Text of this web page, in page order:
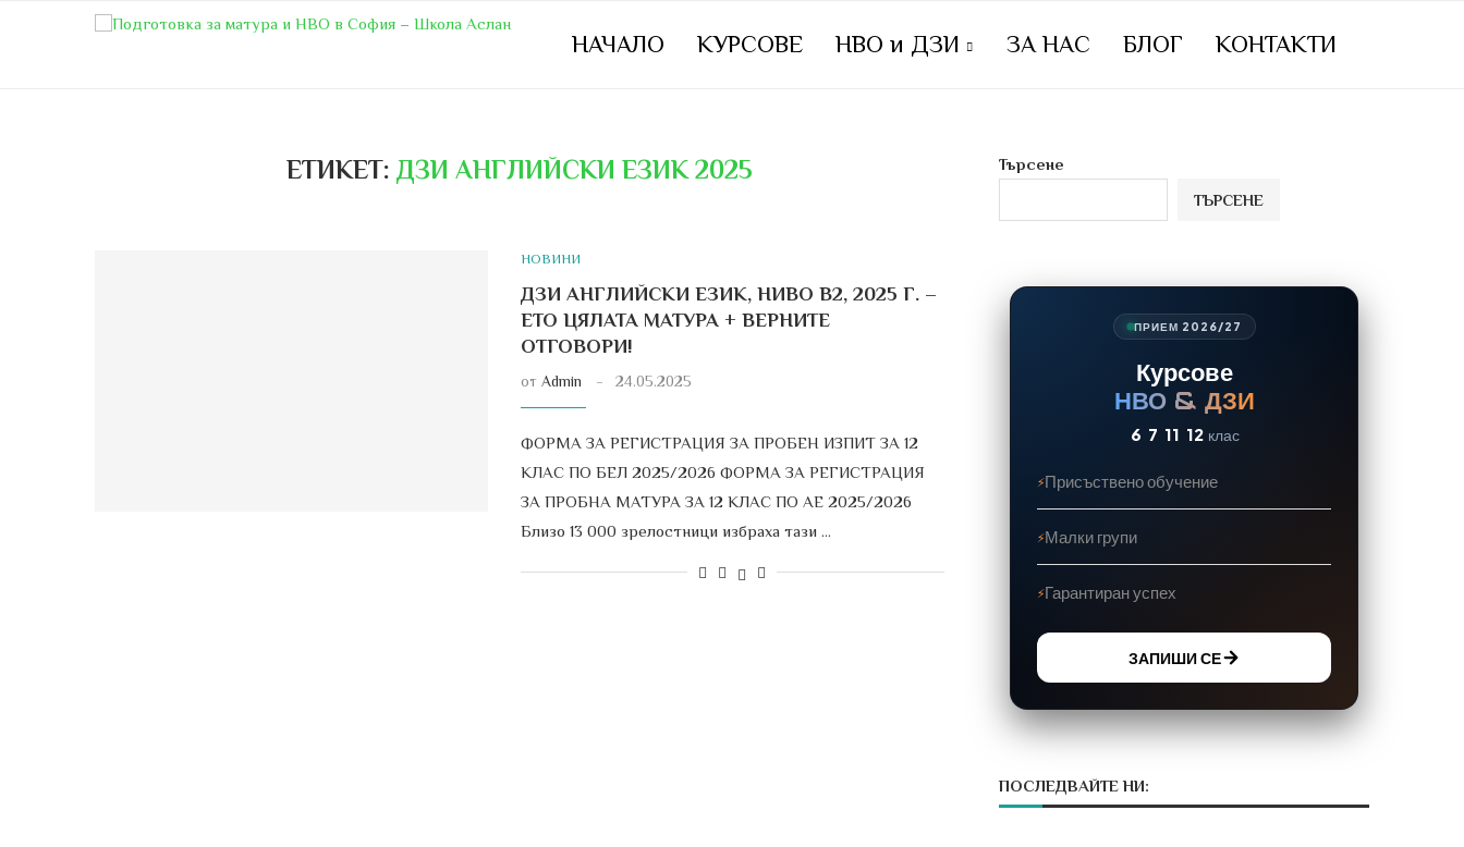
НАЧАЛО КУРСОВЕ НВО и ДЗИ ЗА НАС БЛОГ КОНТАКТИ
ЕТИКЕТ: ДЗИ АНГЛИЙСКИ ЕЗИК 2025
НОВИНИ
ДЗИ АНГЛИЙСКИ ЕЗИК, НИВО В2, 2025 Г. –
ЕТО ЦЯЛАТА МАТУРА + ВЕРНИТЕ
ОТГОВОРИ!
от Admin 24.05.2025
ФОРМА ЗА РЕГИСТРАЦИЯ ЗА ПРОБЕН ИЗПИТ ЗА 12
КЛАС ПО БЕЛ 2025/2026 ФОРМА ЗА РЕГИСТРАЦИЯ
ЗА ПРОБНА МАТУРА ЗА 12 КЛАС ПО АЕ 2025/2026
Близо 13 000 зрелостници избраха тази …
Търсене
ТЪРСЕНЕ
ПРИЕМ 2026/27
Курсове
НВО & ДЗИ
6 7 11 12 клас
Присъствено обучение
Малки групи
Гарантиран успех
ЗАПИШИ СЕ
ПОСЛЕДВАЙТЕ НИ: